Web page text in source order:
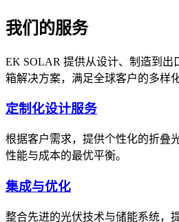
我们的服务
EK SOLAR 提供从设计、制造到出
箱解决方案，满足全球客户的多样
定制化设计服务
根据客户需求，提供个性化的折叠
性能与成本的最优平衡。
集成与优化
整合先进的光伏技术与储能系统，